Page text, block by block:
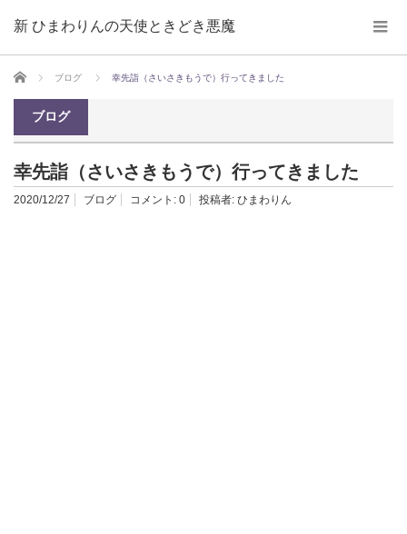
新 ひまわりんの天使ときどき悪魔
ホーム ブログ 幸先詣（さいさきもうで）行ってきました
ブログ
幸先詣（さいさきもうで）行ってきました
2020/12/27 ブログ コメント: 0 投稿者: ひまわりん